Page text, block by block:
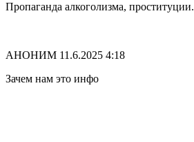
Пропаганда алкоголизма, проституции.
АНОНИМ 11.6.2025 4:18
Зачем нам это инфо